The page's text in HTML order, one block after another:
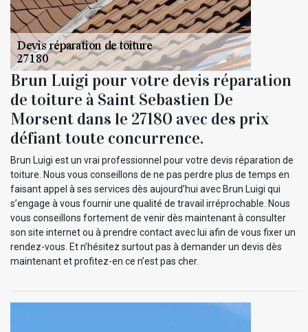
Brun Luigi pour votre devis réparation
de toiture à Saint Sebastien De
Morsent dans le 27180 avec des prix
défiant toute concurrence.
Brun Luigi est un vrai professionnel pour votre devis réparation de
toiture. Nous vous conseillons de ne pas perdre plus de temps en
faisant appel à ses services dès aujourd’hui avec Brun Luigi qui
s’engage à vous fournir une qualité de travail irréprochable. Nous
vous conseillons fortement de venir dès maintenant à consulter
son site internet ou à prendre contact avec lui afin de vous fixer un
rendez-vous. Et n’hésitez surtout pas à demander un devis dès
maintenant et profitez-en ce n’est pas cher.